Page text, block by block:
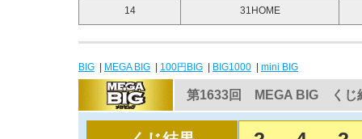
14 31HOME
BIG MEGA BIG 100円BIG BIG1000 mini BIG
第1633回 MEGA BIG くじ